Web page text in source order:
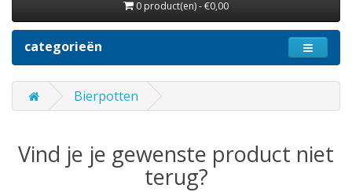
0 product(en) - €0,00
categorieën
Bierpotten
Vind je je gewenste product niet
terug?